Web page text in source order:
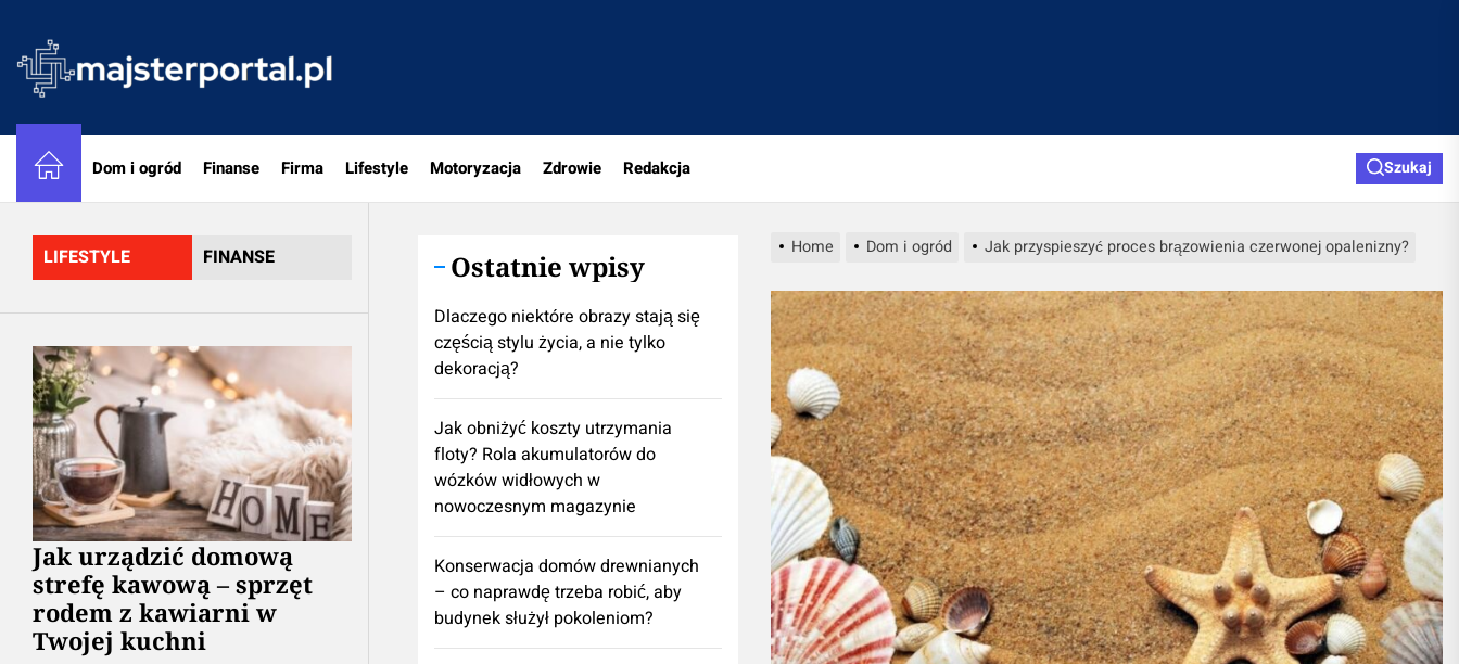
the
content
Dom i ogród Finanse Firma Lifestyle Motoryzacja Zdrowie Redakcja Szukaj
LIFESTYLE FINANSE
​Jak urządzić domową
strefę kawową – sprzęt
rodem z kawiarni w
Twojej kuchni
Home Dom i ogród Jak przyspieszyć proces brązowienia czerwonej opalenizny?
Ostatnie wpisy
Dlaczego niektóre obrazy stają się
częścią stylu życia, a nie tylko
dekoracją?
Jak obniżyć koszty utrzymania
floty? Rola akumulatorów do
wózków widłowych w
nowoczesnym magazynie
Konserwacja domów drewnianych
– co naprawdę trzeba robić, aby
budynek służył pokoleniom?